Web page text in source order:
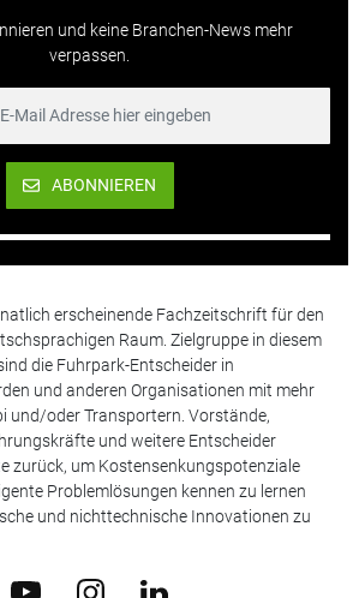
und keine Branchen-News mehr
verpassen.
ABONNIEREN
erscheinende Fachzeitschrift für den
Raum. Zielgruppe in diesem
die Fuhrpark-Entscheider in
und anderen Organisationen mit mehr
und/oder Transportern. Vorstände,
und weitere Entscheider
zurück, um Kostensenkungspotenziale
Problemlösungen kennen zu lernen
und nichttechnische Innovationen zu